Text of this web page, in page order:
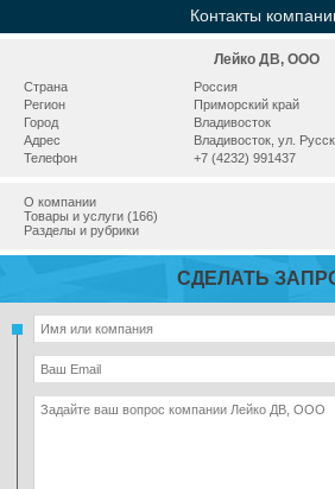
Контакты
Лейко ДВ, ООО
Страна
Россия
Регион
Приморский край
Город
Владивосток
Адрес
Владивосток, ул.
Телефон
+7 (4232) 991437
О компании
Товары и услуги (166)
Разделы и рубрики
СДЕЛАТЬ